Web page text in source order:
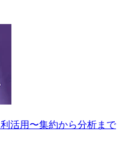
活用〜集約から分析まで